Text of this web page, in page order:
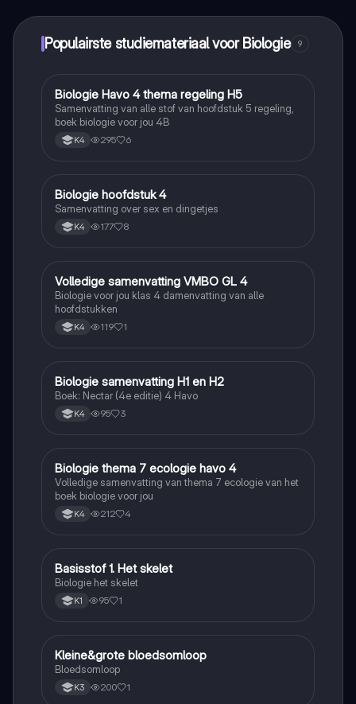
Populairste studiemateriaal voor Biologie 9
Biologie
Biologie Havo 4 thema regeling H5
Samenvatting van alle stof van hoofdstuk 5 regeling,
boek biologie voor jou 4B
K4 295 6
Biologie
Biologie hoofdstuk 4
Samenvatting over sex en dingetjes
K4 177 8
Biologie
Volledige samenvatting VMBO GL 4
Biologie voor jou klas 4 damenvatting van alle
hoofdstukken
K4 119 1
Biologie
Biologie samenvatting H1 en H2
Boek: Nectar (4e editie) 4 Havo
K4 95 3
Biologie
Biologie thema 7 ecologie havo 4
Volledige samenvatting van thema 7 ecologie van het
boek biologie voor jou
K4 212 4
Biologie
Basisstof 1. Het skelet
Biologie het skelet
K1 95 1
Biologie
Kleine&grote bloedsomloop
Bloedsomloop
K3 200 1